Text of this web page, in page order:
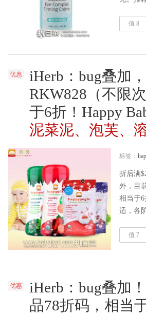
柏林眼
值 8
优惠
iHerb：bug叠加
RKW828（不限
于6折！Happy
泥菜泥、泡芙、
标签：
折后满
外，目
相当于
适，各
区>>
值 7
优惠
iHerb：bug叠加
品78折码，相当